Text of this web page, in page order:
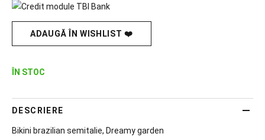
ADAUGĂ ÎN WISHLIST ❤️
ÎN STOC
DESCRIERE
Bikini brazilian semitalie, Dreamy garden